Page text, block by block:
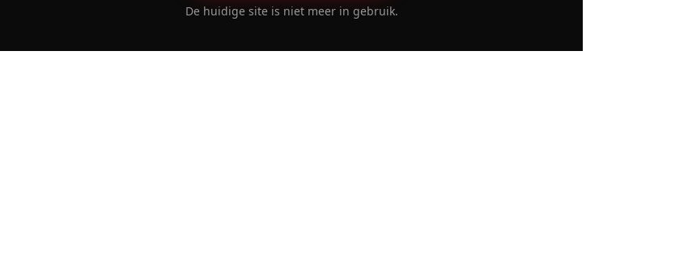
De huidige site is niet meer in gebruik.